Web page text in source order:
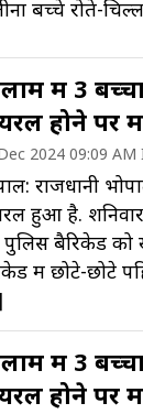
बच्चे रोते-
में 3 बच्चों
होने पर
2024 09:09 AM
राजधानी
हुआ है.
बैरिकेड
में छोटे-छोटे
में 3 बच्चों
होने पर